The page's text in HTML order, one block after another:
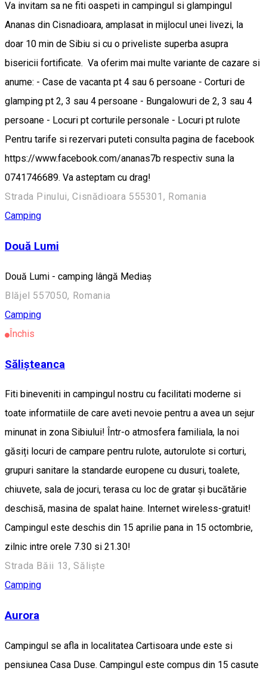
Va invitam sa ne fiti oaspeti in campingul si glampingul
Ananas din Cisnadioara, amplasat in mijlocul unei livezi, la
doar 10 min de Sibiu si cu o priveliste superba asupra
bisericii fortificate. Va oferim mai multe variante de cazare si
anume: - Case de vacanta pt 4 sau 6 persoane - Corturi de
glamping pt 2, 3 sau 4 persoane - Bungalowuri de 2, 3 sau 4
persoane - Locuri pt corturile personale - Locuri pt rulote
Pentru tarife si rezervari puteti consulta pagina de facebook
https://www.facebook.com/ananas7b respectiv suna la
0741746689. Va asteptam cu drag!
Strada Pinului, Cisnădioara 555301, Romania
Camping
Două Lumi
Două Lumi - camping lângă Mediaș
Blăjel 557050, Romania
Camping
Închis
Sălișteanca
Fiti bineveniti in campingul nostru cu facilitati moderne si
toate informatiile de care aveti nevoie pentru a avea un sejur
minunat in zona Sibiului! Într-o atmosfera familiala, la noi
găsiți locuri de campare pentru rulote, autorulote si corturi,
grupuri sanitare la standarde europene cu dusuri, toalete,
chiuvete, sala de jocuri, terasa cu loc de gratar și bucătărie
deschisă, masina de spalat haine. Internet wireless-gratuit!
Campingul este deschis din 15 aprilie pana in 15 octombrie,
zilnic intre orele 7.30 si 21.30!
Strada Băii 13, Săliște
Camping
Aurora
Campingul se afla in localitatea Cartisoara unde este si
pensiunea Casa Duse. Campingul este compus din 15 casute